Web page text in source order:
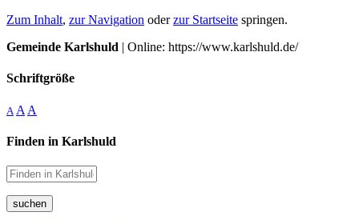
Zum Inhalt, zur Navigation oderzur Startseite springen.
Gemeinde Karlshuld | Online: https://www.karlshuld.de/
Schriftgröße
A A A
Finden in Karlshuld
suchen